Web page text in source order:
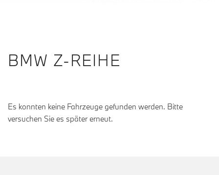
BMW Z-REIHE
Es konnten keine Fahrzeuge gefunden werden. Bitte
versuchen Sie es später erneut.